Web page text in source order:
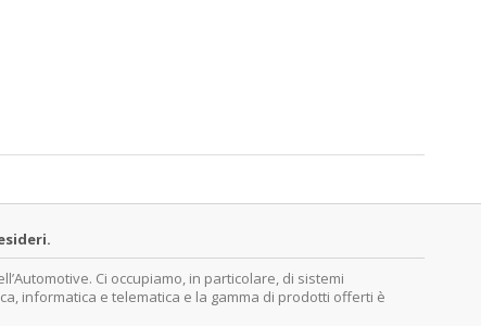
Ci occupiamo, in particolare, di sistemi
informatica e telematica e la gamma di prodotti offerti è